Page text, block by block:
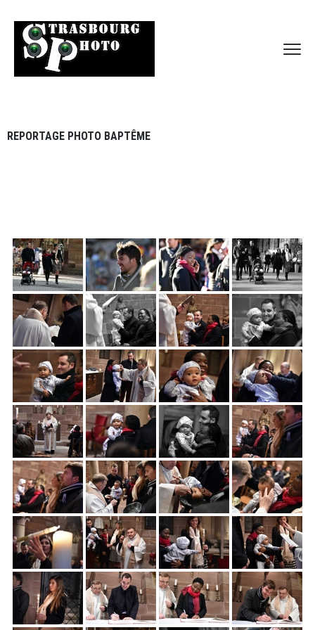
REPORTAGE PHOTO BAPTÊME